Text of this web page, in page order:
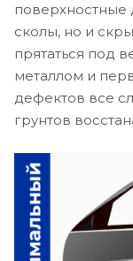
поверхностные
сколы, но и
прятаться под
металлом и
дефектов все
грунтов